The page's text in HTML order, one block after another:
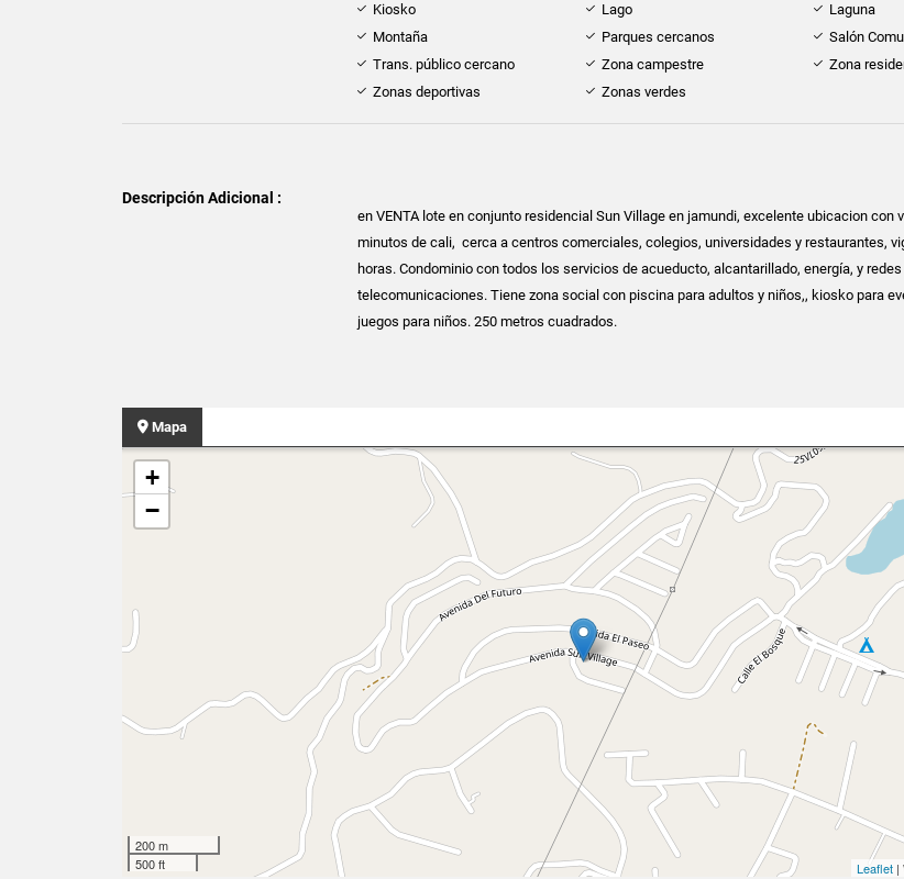
Kiosko
Lago
Laguna
Montaña
Parques cercanos
Salón
Trans. público cercano
Zona campestre
Zona
Zonas deportivas
Zonas verdes
Descripción Adicional :
en VENTA lote en conjunto residencial Sun Village en jamundi, excelente ubicacion con
minutos de cali, cerca a centros comerciales, colegios, universidades y restaurantes,
horas. Condominio con todos los servicios de acueducto, alcantarillado, energía, y redes
telecomunicaciones. Tiene zona social con piscina para adultos y niños,, kiosko para
juegos para niños. 250 metros cuadrados.
Mapa
+
−
200 m
500 ft
Leaflet|